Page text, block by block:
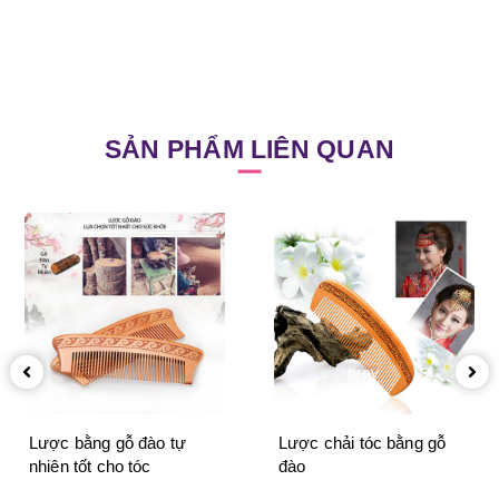
SẢN PHẨM LIÊN QUAN
Lược bằng gỗ đào tự
nhiên tốt cho tóc
Lược chải tóc bằng gỗ
đào
prev